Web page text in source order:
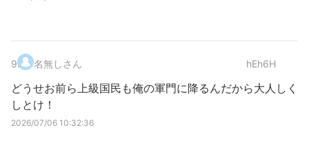
9. 名無しさん hEh6H
どうせお前ら上級国民も俺の軍門に降るんだから大人しく
しとけ！
2026/07/06 10:32:36